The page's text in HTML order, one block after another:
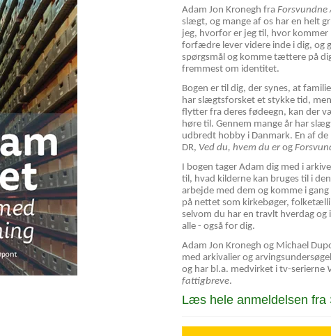
Adam Jon Kronegh fra Forsvundne
slægt, og mange af os har en helt
jeg, hvorfor er jeg til, hvor
forfædre lever videre inde i dig, og
spørgsmål og komme tættere på
fremmest om identitet.
Bogen er til dig, der synes, at
har slægtsforsket et stykke tid,
flytter fra deres fødeegn, kan der
høre til. Gennem mange år har
udbredt hobby i Danmark. En af
DR, Ved du, hvem du er og
I bogen tager Adam dig med i
til, hvad kilderne kan bruges til i
arbejde med dem og komme i
på nettet som kirkebøger,
selvom du har en travlt hverdag
alle - også for dig.
Adam Jon Kronegh og Michael
med arkivalier og
og har bl.a. medvirket i tv-serierne
fattigbreve.
Læs hele anmeldelsen